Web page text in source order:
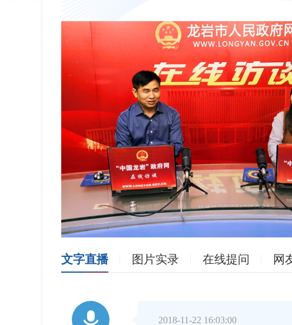
文字直播 图片实录 在线提问 网

2018-11-22 16:03:00